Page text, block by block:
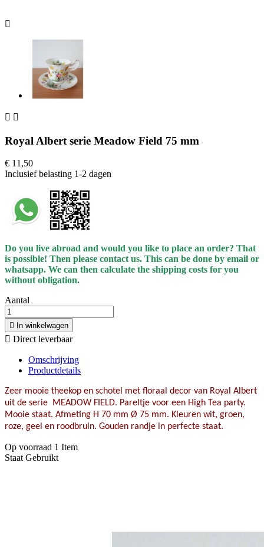

 
Royal Albert serie Meadow Field 75 mm
€ 11,50
Inclusief belasting 1-2 dagen
Do you live abroad and would you like to place an order? That
is possible! Then please contact us. This can be done by email or
whatsapp. We can then calculate the shipping costs for you
without obligation.
Aantal
 In winkelwagen
 Direct leverbaar
Omschrijving
Productdetails
Zeer mooie theekop en schotel met floraal decor van Royal Albert
uit de serie MEADOW FIELD. Pareltje voor een High Tea party.
Mooie staat. Afmeting H 70 mm Ø 75 mm. Kleuren wit, groen,
roze, geel en roodbruin. Gouden randje in perfecte staat.
Op voorraad 1 Item
StaatGebruikt